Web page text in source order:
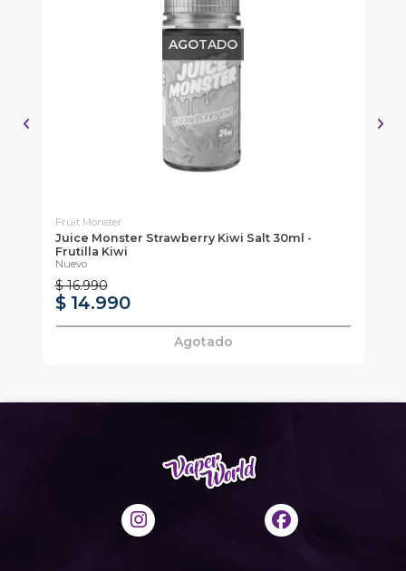
AGOTADO
Fruit Monster
Juice Monster Strawberry Kiwi Salt 30ml -
Frutilla Kiwi
Nuevo
$ 16.990
$ 14.990
Agotado